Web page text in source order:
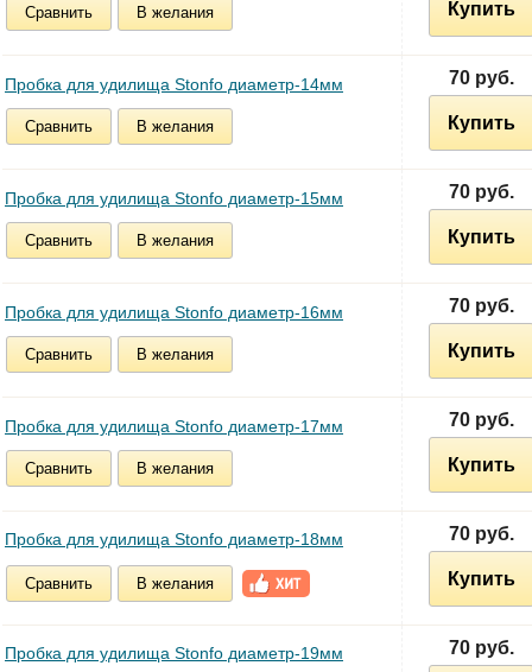
Сравнить В желания Купить
Пробка для удилища Stonfo диаметр-14мм
Сравнить В желания
70 руб.
Купить
Пробка для удилища Stonfo диаметр-15мм
Сравнить В желания
70 руб.
Купить
Пробка для удилища Stonfo диаметр-16мм
Сравнить В желания
70 руб.
Купить
Пробка для удилища Stonfo диаметр-17мм
Сравнить В желания
70 руб.
Купить
Пробка для удилища Stonfo диаметр-18мм
Сравнить В желания
70 руб.
Купить
Пробка для удилища Stonfo диаметр-19мм 70 руб.